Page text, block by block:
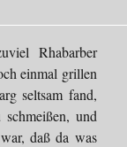
Rhabarber
einmal grillen
seltsam fand,
und
daß da was